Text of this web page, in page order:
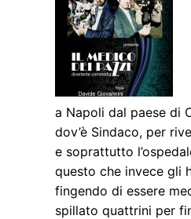
a Napoli dal paese di
dov’è Sindaco, per
e soprattutto
questo che invece gli
fingendo di essere
spillato quattrini per